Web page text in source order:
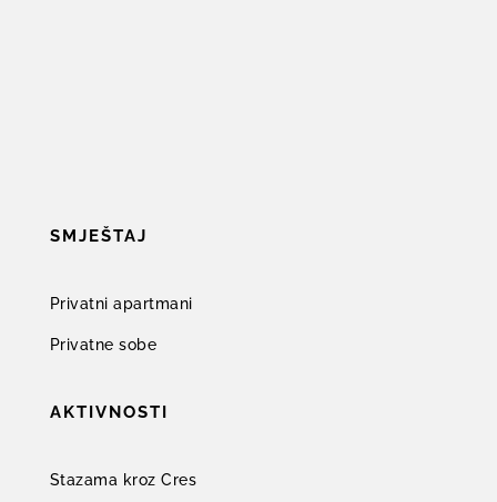
SMJEŠTAJ
Privatni apartmani
Privatne sobe
AKTIVNOSTI
Stazama kroz Cres